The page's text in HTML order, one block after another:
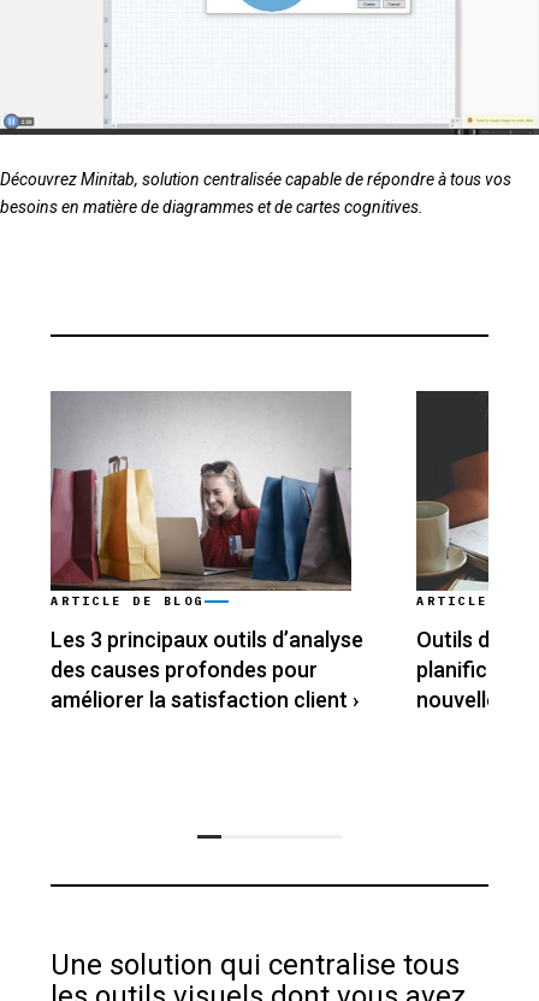
Découvrez Minitab, solution centralisée capable de répondre à tous vos
besoins en matière de diagrammes et de cartes cognitives.
ARTICLE DE BLOG
Les 3 principaux outils d’analyse
des causes profondes pour
améliorer la satisfaction client ›
ARTICLE DE
Outils de
nouvelle
Une solution qui centralise tous